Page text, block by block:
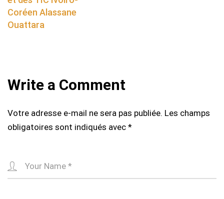
Coréen Alassane
Ouattara
Write a Comment
Votre adresse e-mail ne sera pas publiée. Les champs
obligatoires sont indiqués avec *